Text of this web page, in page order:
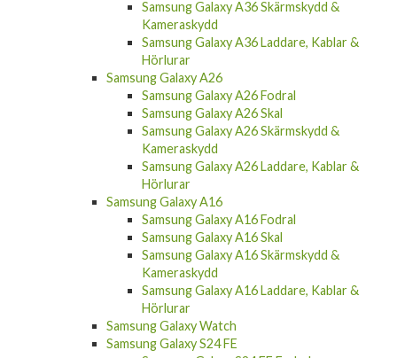
Samsung Galaxy A36 Skärmskydd &
Kameraskydd
Samsung Galaxy A36 Laddare, Kablar &
Hörlurar
Samsung Galaxy A26
Samsung Galaxy A26 Fodral
Samsung Galaxy A26 Skal
Samsung Galaxy A26 Skärmskydd &
Kameraskydd
Samsung Galaxy A26 Laddare, Kablar &
Hörlurar
Samsung Galaxy A16
Samsung Galaxy A16 Fodral
Samsung Galaxy A16 Skal
Samsung Galaxy A16 Skärmskydd &
Kameraskydd
Samsung Galaxy A16 Laddare, Kablar &
Hörlurar
Samsung Galaxy Watch
Samsung Galaxy S24 FE